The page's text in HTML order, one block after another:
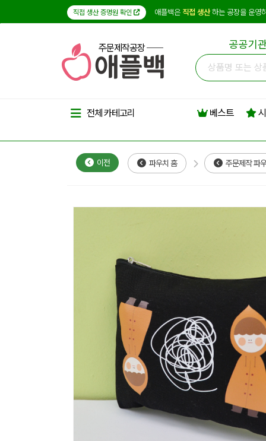
직접 생산 증명원 확인 애플백은 직접 생산하는 공장을 운영
주문제작공장 공공기
전체 카테고리 베스트
이전 파우치 홈 주문제작 파